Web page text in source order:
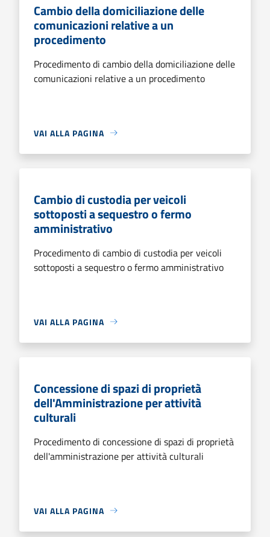
Cambio della domiciliazione delle
comunicazioni relative a un
procedimento
Procedimento di cambio della domiciliazione delle
comunicazioni relative a un procedimento
VAI ALLA PAGINA
Cambio di custodia per veicoli
sottoposti a sequestro o fermo
amministrativo
Procedimento di cambio di custodia per veicoli
sottoposti a sequestro o fermo amministrativo
VAI ALLA PAGINA
Concessione di spazi di proprietà
dell'Amministrazione per attività
culturali
Procedimento di concessione di spazi di proprietà
dell'amministrazione per attività culturali
VAI ALLA PAGINA